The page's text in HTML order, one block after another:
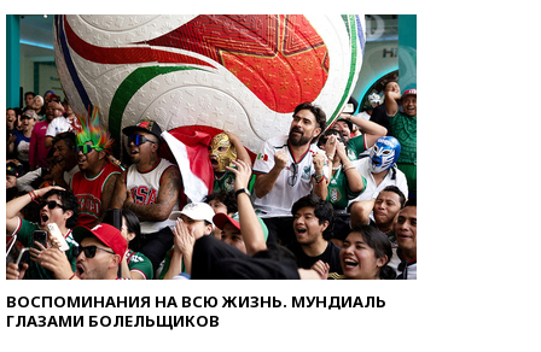
ВОСПОМИНАНИЯ НА ВСЮ ЖИЗНЬ. МУНДИАЛЬ
ГЛАЗАМИ БОЛЕЛЬЩИКОВ